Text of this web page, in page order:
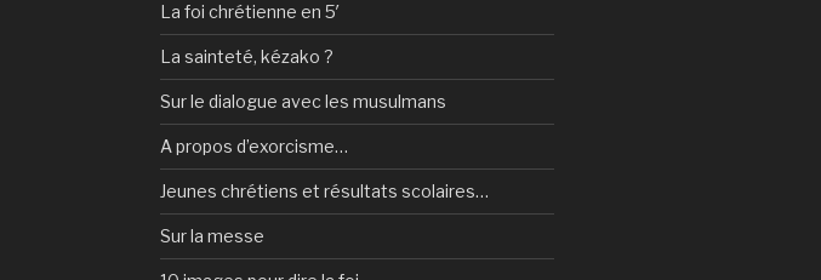
La foi chrétienne en 5′
La sainteté, kézako ?
Sur le dialogue avec les musulmans
A propos d’exorcisme…
Jeunes chrétiens et résultats scolaires…
Sur la messe